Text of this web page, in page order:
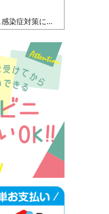
染症対策に...